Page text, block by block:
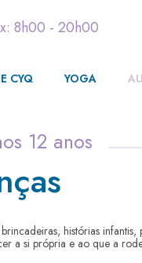
8h00 - 20h00
CYQ YOGA
12 anos
histórias
a si própria e ao que a